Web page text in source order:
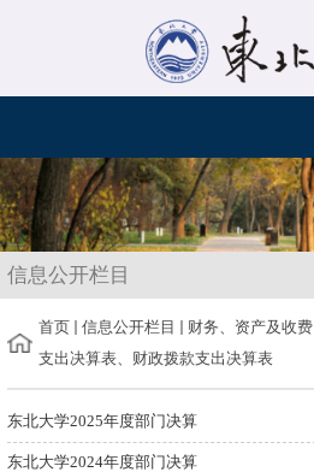
信息公开栏目
首页 信息公开栏目 财务、资产及收费
支出决算表、财政拨款支出决算表
东北大学2025年度部门决算
东北大学2024年度部门决算